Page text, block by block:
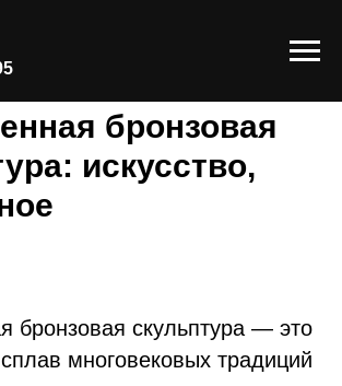
бронзовая
искусство,
бронзовая скульптура — это
многовековых традиций